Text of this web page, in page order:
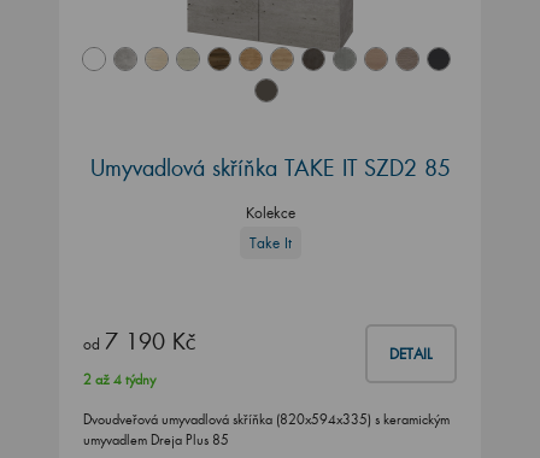
Umyvadlová skříňka TAKE IT SZD2 85
Kolekce
Take It
od 7 190 Kč DETAIL
2 až 4 týdny
Dvoudveřová umyvadlová skříňka (820x594x335) s keramickým
umyvadlem Dreja Plus 85